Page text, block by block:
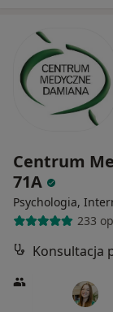
Centrum
71A
Psychologia,
233
Konsultacja